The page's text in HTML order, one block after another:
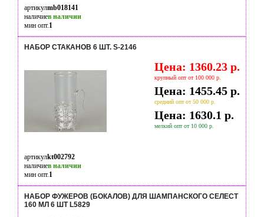
артикулmb018141
наличиев наличии
мин опт.1
НАБОР СТАКАНОВ 6 ШТ. S-2146
Цена: 1360.23 р.
крупный опт от 100 000 р.
Цена: 1455.45 р.
средний опт от 50 000 р.
Цена: 1630.1 р.
мелкий опт от 10 000 р.
артикулkt002792
наличиев наличии
мин опт.1
НАБОР ФУЖЕРОВ (БОКАЛОВ) ДЛЯ ШАМПАНСКОГО СЕЛЕСТ
160 МЛ 6 ШТ L5829